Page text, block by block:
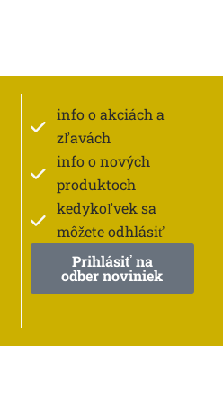
info o akciách a
zľavách
info o nových
produktoch
kedykoľvek sa
môžete odhlásiť
Prihlásiť na
odber noviniek